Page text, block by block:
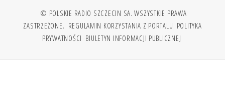
© POLSKIE RADIO SZCZECIN SA. WSZYSTKIE PRAWA
ZASTRZEŻONE. REGULAMIN KORZYSTANIA Z PORTALU POLITYKA
PRYWATNOŚCI BIULETYN INFORMACJI PUBLICZNEJ